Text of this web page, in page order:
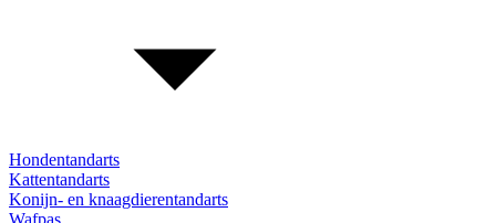
Hondentandarts
Kattentandarts
Konijn- en knaagdierentandarts
Wafpas